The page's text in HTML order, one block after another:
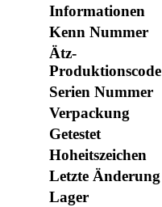
Informationen
Kenn Nummer
Ätz-
Produktionscode
Serien Nummer
Verpackung
Getestet
Hoheitszeichen
Letzte Änderung
Lager